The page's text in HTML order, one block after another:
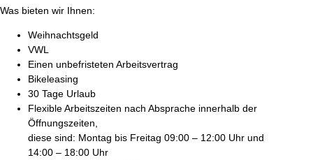
Was bieten wir Ihnen:
Weihnachtsgeld
VWL
Einen unbefristeten Arbeitsvertrag
Bikeleasing
30 Tage Urlaub
Flexible Arbeitszeiten nach Absprache innerhalb der
Öffnungszeiten,
diese sind: Montag bis Freitag 09:00 – 12:00 Uhr und
14:00 – 18:00 Uhr